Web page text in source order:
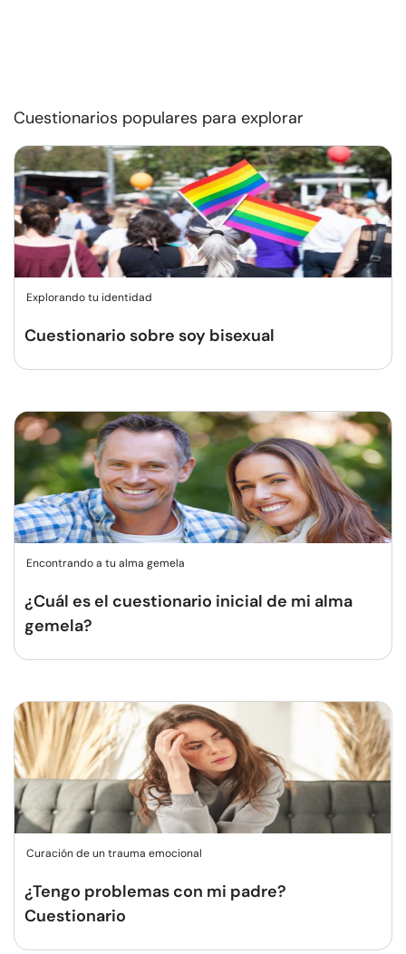
Cuestionarios populares para explorar
Explorando tu identidad
Cuestionario sobre soy bisexual
Encontrando a tu alma gemela
¿Cuál es el cuestionario inicial de mi alma
gemela?
Curación de un trauma emocional
¿Tengo problemas con mi padre?
Cuestionario